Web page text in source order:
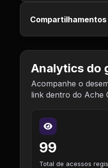
Compartilhamentos
Analytics do
Acompanhe o
link dentro do Ache
99
Total de acessos